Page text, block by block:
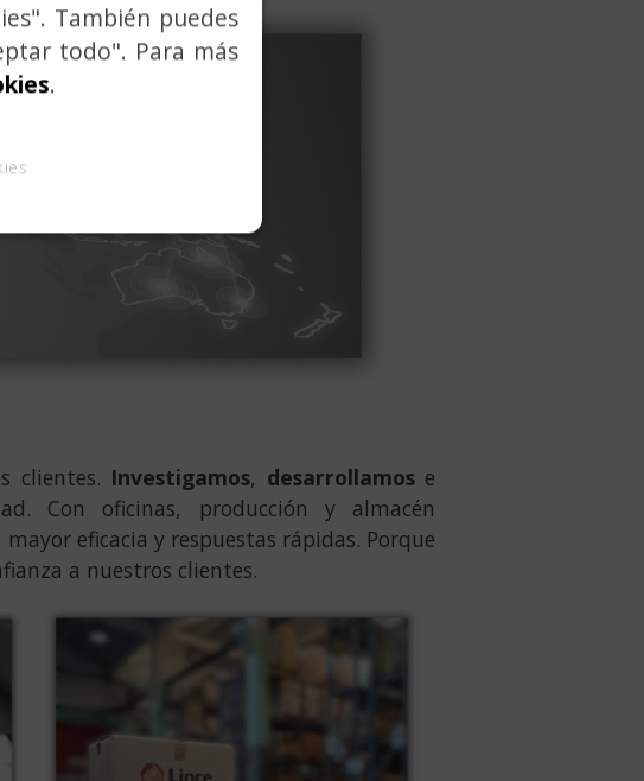
clientes. Investigamos, desarrollamose
Con oficinas, producción y almacén
eficacia y respuestas rápidas. Porque
a nuestros clientes.
También puedes
todo". Para más
.